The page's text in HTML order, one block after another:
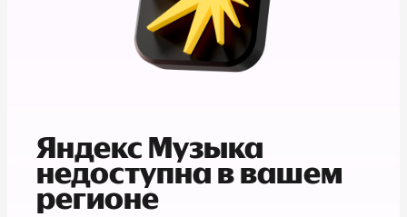
Яндекс Музыка
недоступна в вашем
регионе